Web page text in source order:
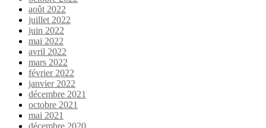
août 2022
juillet 2022
juin 2022
mai 2022
avril 2022
mars 2022
février 2022
janvier 2022
décembre 2021
octobre 2021
mai 2021